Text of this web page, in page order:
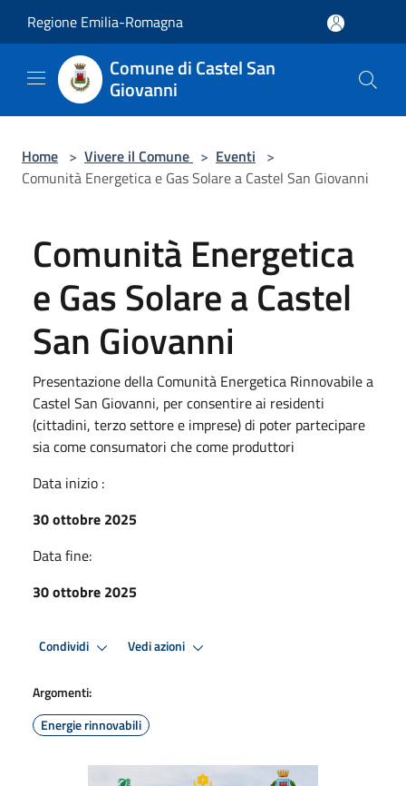
Regione Emilia-Romagna
Comune di Castel San
Giovanni
Home > Vivere il Comune > Eventi >
Comunità Energetica e Gas Solare a Castel San Giovanni
Comunità Energetica
e Gas Solare a Castel
San Giovanni
Presentazione della Comunità Energetica Rinnovabile a
Castel San Giovanni, per consentire ai residenti
(cittadini, terzo settore e imprese) di poter partecipare
sia come consumatori che come produttori
Data inizio :
30 ottobre 2025
Data fine:
30 ottobre 2025
Condividi Vedi azioni
Argomenti:
Energie rinnovabili